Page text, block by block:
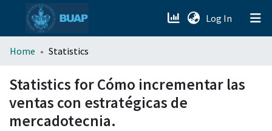
Log In (current)
menu.section.about_menu
All of DSpace
Home Statistics
Statistics for Cómo incrementar las
ventas con estratégicas de
mercadotecnia.